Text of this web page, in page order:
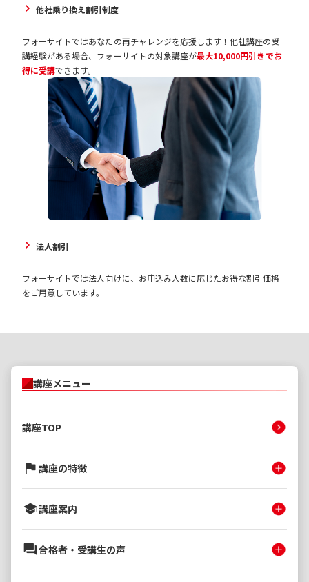
他社乗り換え割引制度
フォーサイトではあなたの再チャレンジを応援します！他社講座の受
講経験がある場合、フォーサイトの対象講座が最大10,000円引きでお
得に受講できます。
法人割引
フォーサイトでは法人向けに、お申込み人数に応じたお得な割引価格
をご用意しています。
講座メニュー
講座TOP
講座の特徴
講座案内
合格者・受講生の声